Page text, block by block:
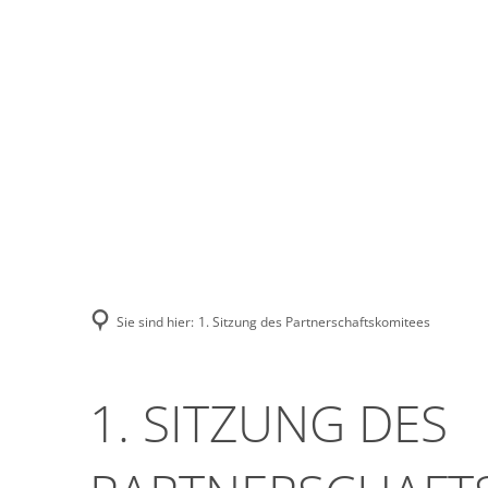
Sie sind hier: 1. Sitzung des Partnerschaftskomitees
1. SITZUNG DES